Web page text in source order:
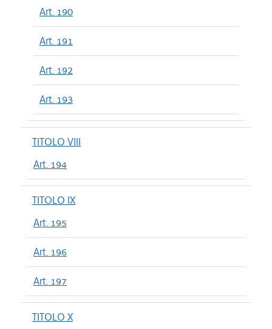
Art. 190
Art. 191
Art. 192
Art. 193
TITOLO VIII
Art. 194
TITOLO IX
Art. 195
Art. 196
Art. 197
TITOLO X